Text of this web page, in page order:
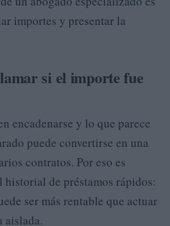
importes y presentar la
si el importe fue
encadenarse y lo que parece
puede convertirse en una
contratos. Por eso es
de préstamos rápidos:
ser más rentable que actuar
aislada.